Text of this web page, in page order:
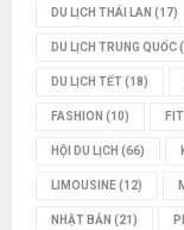
DU LỊCH THÁI LAN (17)
DU LỊCH TRUNG QUỐC
DU LỊCH TẾT(18)
FASHION (10)
HỘI DU LỊCH (66)
LIMOUSINE(12)
NHẬT BẢN (21)